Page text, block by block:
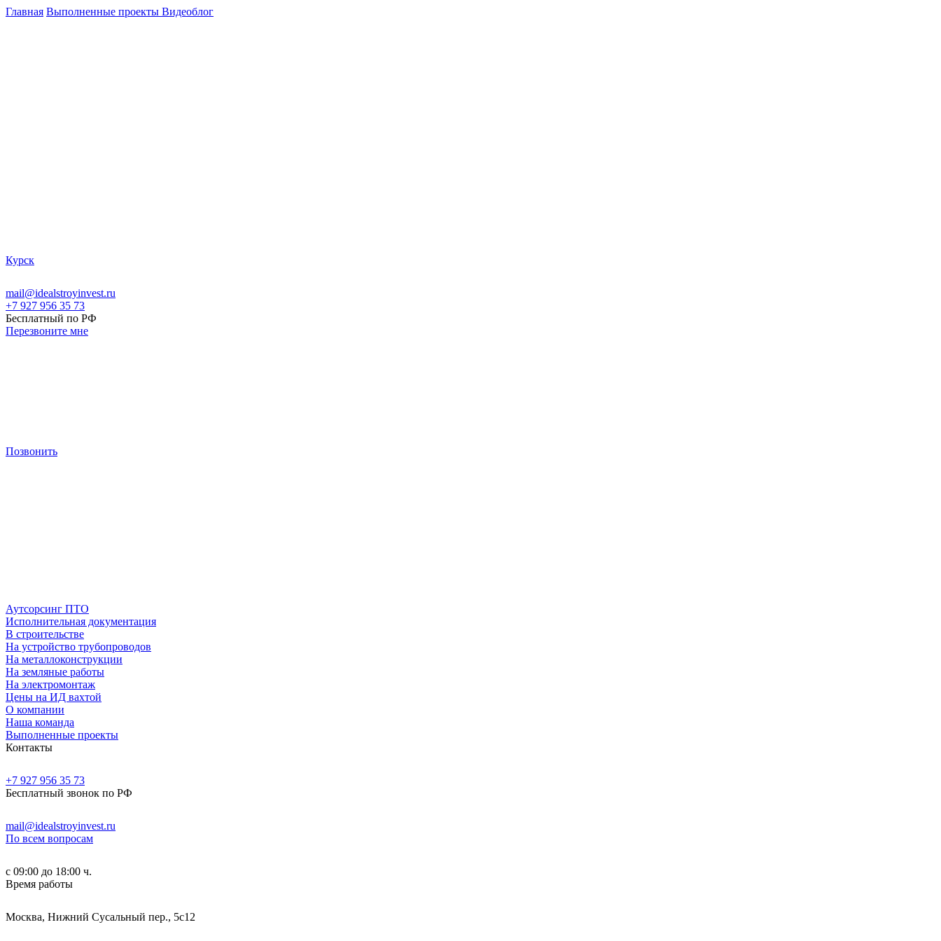
Главная Выполненные проекты Видеоблог
Курск
mail@idealstroyinvest.ru
+7 927 956 35 73
Бесплатный по РФ
Перезвоните мне
Позвонить
Аутсорсинг ПТО
Исполнительная документация
В строительстве
На устройство трубопроводов
На металлоконструкции
На земляные работы
На электромонтаж
Цены на ИД вахтой
О компании
Наша команда
Выполненные проекты
Контакты
+7 927 956 35 73
Бесплатный звонок по РФ
mail@idealstroyinvest.ru
По всем вопросам
с 09:00 до 18:00 ч.
Время работы
Москва, Нижний Сусальный пер., 5c12